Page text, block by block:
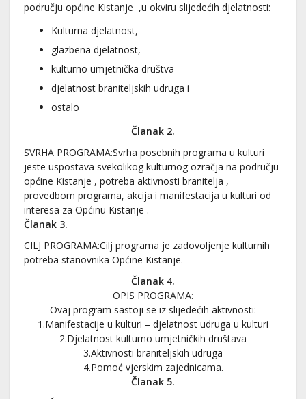
području općine Kistanje ,u okviru slijedećih djelatnosti:
Kulturna djelatnost,
glazbena djelatnost,
kulturno umjetnička društva
djelatnost braniteljskih udruga i
ostalo
Članak 2.
SVRHA PROGRAMA:Svrha posebnih programa u kulturi
jeste uspostava svekolikog kulturnog ozračja na području
općine Kistanje , potreba aktivnosti branitelja ,
provedbom programa, akcija i manifestacija u kulturi od
interesa za Općinu Kistanje .
Članak 3.
CILJ PROGRAMA:Cilj programa je zadovoljenje kulturnih
potreba stanovnika Općine Kistanje.
Članak 4.
OPIS PROGRAMA:
Ovaj program sastoji se iz slijedećih aktivnosti:
1.Manifestacije u kulturi – djelatnost udruga u kulturi
2.Djelatnost kulturno umjetničkih društava
3.Aktivnosti braniteljskih udruga
4.Pomoć vjerskim zajednicama.
Članak 5.